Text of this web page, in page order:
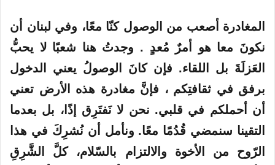
المغادرة أصعب من الوصول كنّا معًا، وفي لبنان أن
نكونَ معا هو أمرٌ مُعدٍ . وجدتُ هنا شعبًا لا يحبُّ
العَزلَةَ بل اللقاء. فإن كانَ الوصولُ يعني الدخول
برفق في ثقافتِكم ، فإنَّ مغادرة هذه الأرض تعني
أن أحملكم في قلبي. نحن لا نَفتَرِق إذًا، بل بعدما
التقينا سنمضي قُدُمًا معًا. ونأمل أن نُشرِكَ في هذا
الرّوح من الأخوة والالتزام بالسّلام، كلَّ الشَّرِقِ